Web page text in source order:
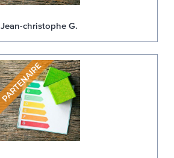
Jean-christophe G.